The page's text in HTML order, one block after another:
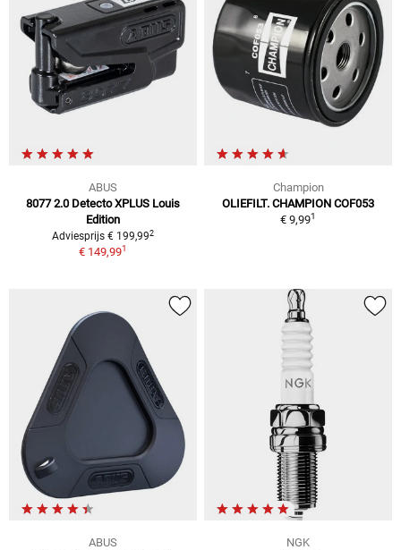
ABUS
8077 2.0 Detecto XPLUS Louis
Edition
Adviesprijs € 199,992
€ 149,991
Champion
OLIEFILT. CHAMPION COF053
€ 9,991
ABUS
NGK